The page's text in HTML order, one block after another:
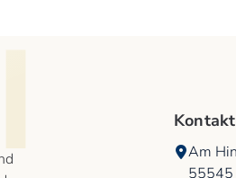
Kontakt
Am
55545